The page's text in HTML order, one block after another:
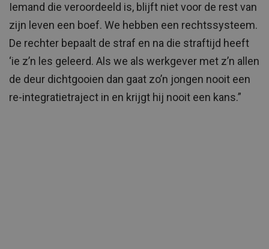
Iemand die veroordeeld is, blijft niet voor de rest van
zijn leven een boef. We hebben een rechtssysteem.
De rechter bepaalt de straf en na die straftijd heeft
‘ie z’n les geleerd. Als we als werkgever met z’n allen
de deur dichtgooien dan gaat zo’n jongen nooit een
re-integratietraject in en krijgt hij nooit een kans.”